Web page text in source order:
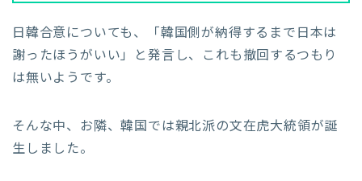
日韓合意についても、「韓国側が納得するまで日本は
謝ったほうがいい」と発言し、これも撤回するつもり
は無いようです。
そんな中、お隣、韓国では親北派の文在虎大統領が誕
生しました。